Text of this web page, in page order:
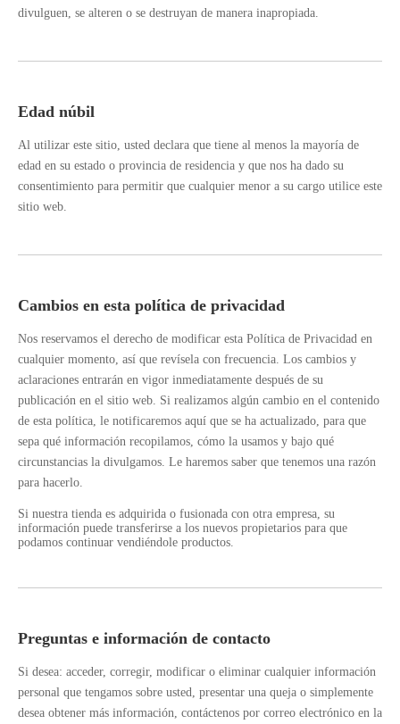
divulguen, se alteren o se destruyan de manera inapropiada.
Edad núbil
Al utilizar este sitio, usted declara que tiene al menos la mayoría de
edad en su estado o provincia de residencia y que nos ha dado su
consentimiento para permitir que cualquier menor a su cargo utilice este
sitio web.
Cambios en esta política de privacidad
Nos reservamos el derecho de modificar esta Política de Privacidad en
cualquier momento, así que revísela con frecuencia. Los cambios y
aclaraciones entrarán en vigor inmediatamente después de su
publicación en el sitio web. Si realizamos algún cambio en el contenido
de esta política, le notificaremos aquí que se ha actualizado, para que
sepa qué información recopilamos, cómo la usamos y bajo qué
circunstancias la divulgamos. Le haremos saber que tenemos una razón
para hacerlo.
Si nuestra tienda es adquirida o fusionada con otra empresa, su
información puede transferirse a los nuevos propietarios para que
podamos continuar vendiéndole productos.
Preguntas e información de contacto
Si desea: acceder, corregir, modificar o eliminar cualquier información
personal que tengamos sobre usted, presentar una queja o simplemente
desea obtener más información, contáctenos por correo electrónico en la